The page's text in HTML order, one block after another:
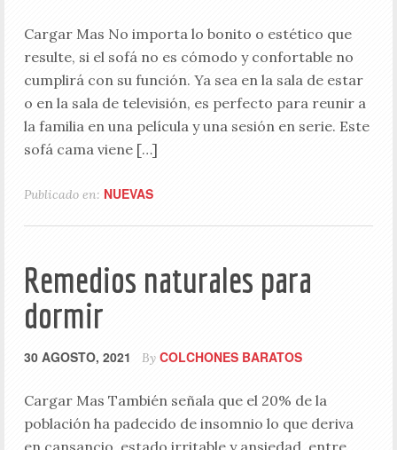
Cargar Mas No importa lo bonito o estético que
resulte, si el sofá no es cómodo y confortable no
cumplirá con su función. Ya sea en la sala de estar
o en la sala de televisión, es perfecto para reunir a
la familia en una película y una sesión en serie. Este
sofá cama viene […]
Publicado en: NUEVAS
Remedios naturales para
dormir
30 AGOSTO, 2021 By COLCHONES BARATOS
Cargar Mas También señala que el 20% de la
población ha padecido de insomnio lo que deriva
en cansancio, estado irritable y ansiedad, entre